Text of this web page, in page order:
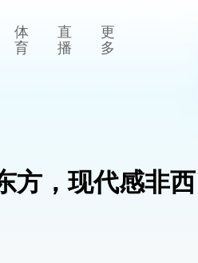
体
育
直
播
更
多
方，现代感非西